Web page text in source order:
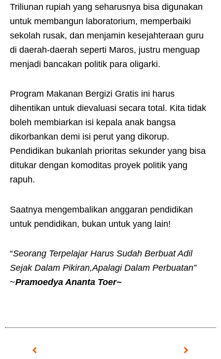
Triliunan rupiah yang seharusnya bisa digunakan
untuk membangun laboratorium, memperbaiki
sekolah rusak, dan menjamin kesejahteraan guru
di daerah-daerah seperti Maros, justru menguap
menjadi bancakan politik para oligarki.
Program Makanan Bergizi Gratis ini harus
dihentikan untuk dievaluasi secara total. Kita tidak
boleh membiarkan isi kepala anak bangsa
dikorbankan demi isi perut yang dikorup.
Pendidikan bukanlah prioritas sekunder yang bisa
ditukar dengan komoditas proyek politik yang
rapuh.
Saatnya mengembalikan anggaran pendidikan
untuk pendidikan, bukan untuk yang lain!
“Seorang Terpelajar Harus Sudah Berbuat Adil
Sejak Dalam Pikiran,Apalagi Dalam Perbuatan”
~Pramoedya Ananta Toer~
Prev Next